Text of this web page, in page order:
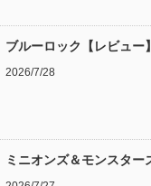
ブルーロック【レビュー】
2026/7/28
ミニオンズ＆モンスター